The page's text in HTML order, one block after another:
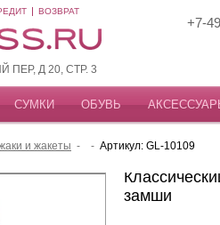
ВОЗВРАТ
ПЕР, Д 20, СТР. 3
+7-
СУМКИ ОБУВЬ
и жакеты - - Артикул: GL-10109
замши